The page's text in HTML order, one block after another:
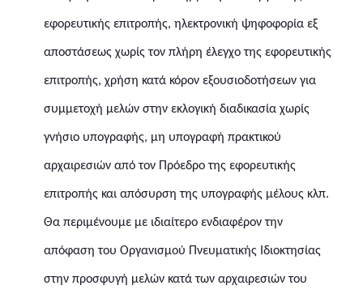
εφορευτικής επιτροπής, ηλεκτρονική ψηφοφορία εξ
αποστάσεως χωρίς τον πλήρη έλεγχο της εφορευτικής
επιτροπής, χρήση κατά κόρον εξουσιοδοτήσεων για
συμμετοχή μελών στην εκλογική διαδικασία χωρίς
γνήσιο υπογραφής, μη υπογραφή πρακτικού
αρχαιρεσιών από τον Πρόεδρο της εφορευτικής
επιτροπής και απόσυρση της υπογραφής μέλους κλπ.
Θα περιμένουμε με ιδιαίτερο ενδιαφέρον την
απόφαση του Οργανισμού Πνευματικής Ιδιοκτησίας
στην προσφυγή μελών κατά των αρχαιρεσιών του